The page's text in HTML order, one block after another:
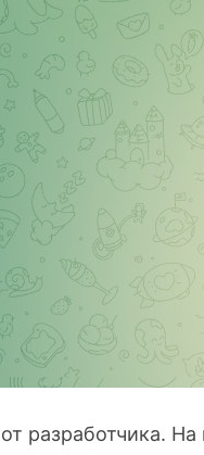
разработчика. На